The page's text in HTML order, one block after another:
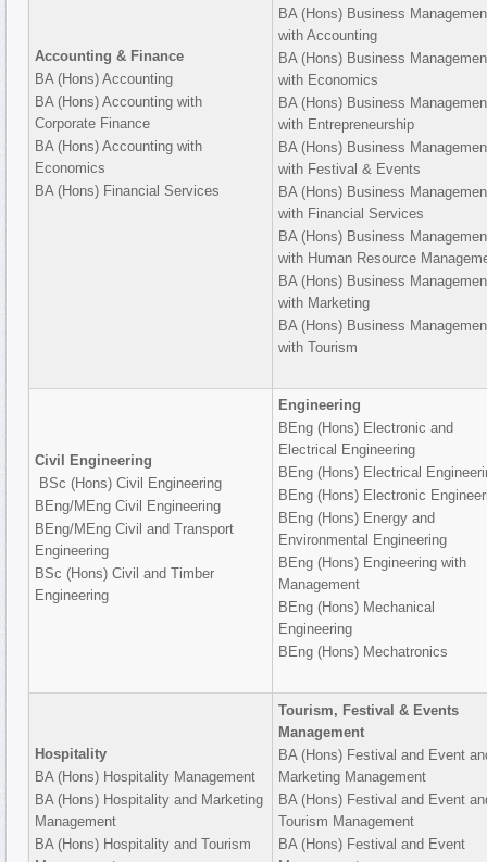
Accounting & Finance
BA (Hons) Accounting
BA (Hons) Accounting with
Corporate Finance
BA (Hons) Accounting with
Economics
BA (Hons) Financial Services
BA (Hons) Business
with Accounting
BA (Hons) Business
with Economics
BA (Hons) Business
with Entrepreneurship
BA (Hons) Business
with Festival & Events
BA (Hons) Business
with Financial Services
BA (Hons) Business
with Human Resource
BA (Hons) Business
with Marketing
BA (Hons) Business
with Tourism
Civil Engineering
BSc (Hons) Civil Engineering
BEng/MEng Civil Engineering
BEng/MEng Civil and Transport
Engineering
BSc (Hons) Civil and Timber
Engineering
Engineering
BEng (Hons) Electronic and
Electrical Engineering
BEng (Hons) Electrical
BEng (Hons) Electronic
BEng (Hons) Energy and
Environmental Engineering
BEng (Hons) Engineering with
Management
BEng (Hons) Mechanical
Engineering
BEng (Hons) Mechatronics
Hospitality
BA (Hons) Hospitality Management
BA (Hons) Hospitality and Marketing
Management
BA (Hons) Hospitality and Tourism
Tourism, Festival & Events
Management
BA (Hons) Festival and Event
Marketing Management
BA (Hons) Festival and Event
Tourism Management
BA (Hons) Festival and Event